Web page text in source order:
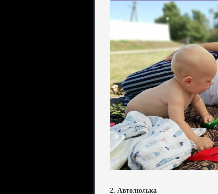
2. Автолюлька